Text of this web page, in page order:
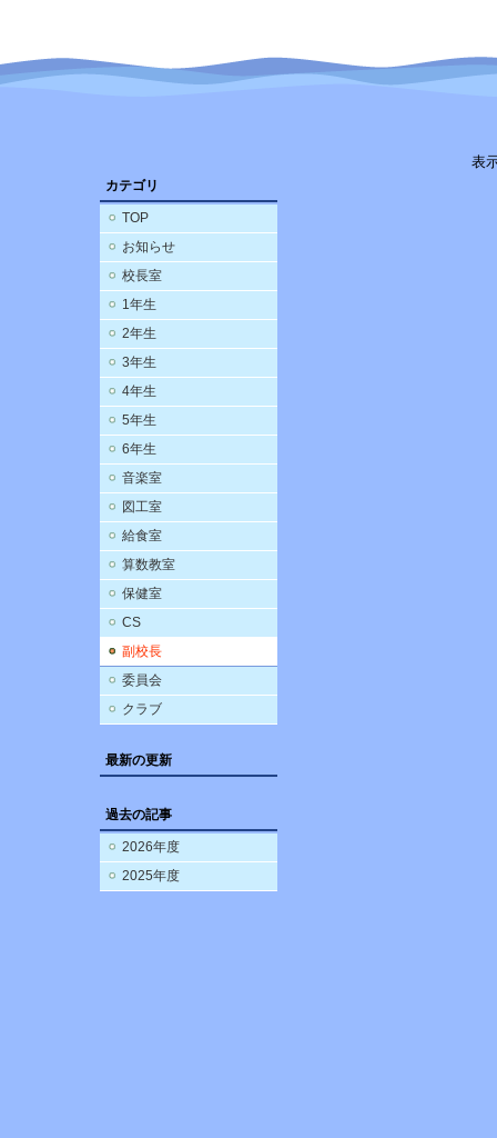
カテゴリ
TOP
お知らせ
校長室
1年生
2年生
3年生
4年生
5年生
6年生
音楽室
図工室
給食室
算数教室
保健室
CS
副校長
委員会
クラブ
最新の更新
過去の記事
2026年度
2025年度
表